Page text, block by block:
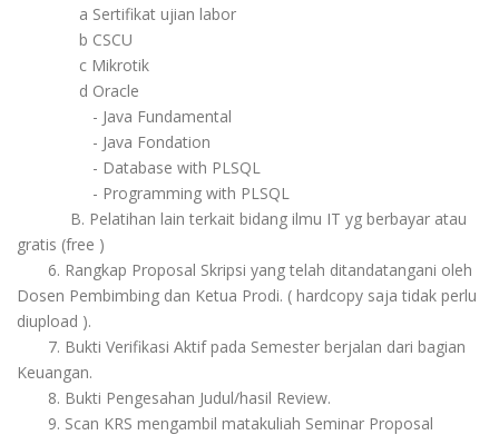
a Sertifikat ujian labor
b CSCU
c Mikrotik
d Oracle
- Java Fundamental
- Java Fondation
- Database with PLSQL
- Programming with PLSQL
B. Pelatihan lain terkait bidang ilmu IT yg berbayar atau
gratis (free )
6. Rangkap Proposal Skripsi yang telah ditandatangani oleh
Dosen Pembimbing dan Ketua Prodi. ( hardcopy saja tidak perlu
diupload ).
7. Bukti Verifikasi Aktif pada Semester berjalan dari bagian
Keuangan.
8. Bukti Pengesahan Judul/hasil Review.
9. Scan KRS mengambil matakuliah Seminar Proposal